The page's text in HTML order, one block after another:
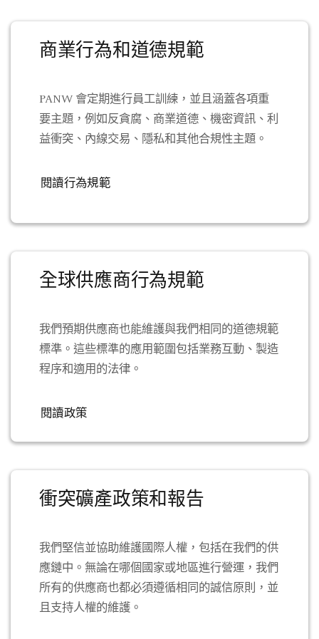
商業行為和道德規範
PANW 會定期進行員工訓練，並且涵蓋各項重
要主題，例如反貪腐、商業道德、機密資訊、利
益衝突、內線交易、隱私和其他合規性主題。
閱讀行為規範
全球供應商行為規範
我們預期供應商也能維護與我們相同的道德規範
標準。這些標準的應用範圍包括業務互動、製造
程序和適用的法律。
閱讀政策
衝突礦產政策和報告
我們堅信並協助維護國際人權，包括在我們的供
應鏈中。無論在哪個國家或地區進行營運，我們
所有的供應商也都必須遵循相同的誠信原則，並
且支持人權的維護。